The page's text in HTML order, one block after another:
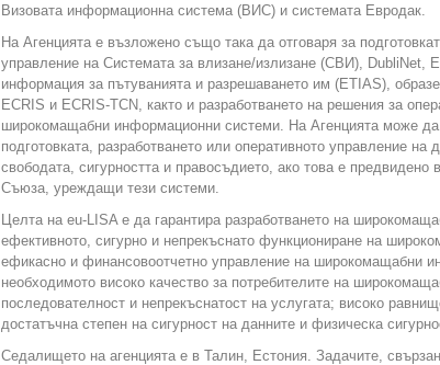
Визовата информационна система (ВИС) и системата Евродак.
На Агенцията е възложено също така да отговаря за
управление на Системата за влизане/излизане (СВИ), DubliNet,
информация за пътуванията и разрешаването им (ETIAS),
ECRIS и ECRIS-TCN, както и разработването на решения за
широкомащабни информационни системи. На Агенцията може
подготовката, разработването или оперативното управление на
свободата, сигурността и правосъдието, ако това е предвидено
Съюза, уреждащи тези системи.
Целта на eu-LISA е да гарантира разработването на
ефективното, сигурно и непрекъснато функциониране на
ефикасно и финансовоотчетно управление на широкомащабни
необходимото високо качество за потребителите на
последователност и непрекъснатост на услугата; високо
достатъчна степен на сигурност на данните и физическа
Седалището на агенцията е в Талин, Естония. Задачите,